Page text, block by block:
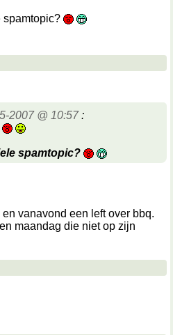
spamtopic?
2007 @ 10:57:
spamtopic?
vanavond een left over bbq.
maandag die niet op zijn